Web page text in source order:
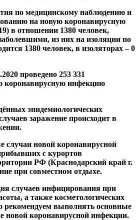
по медицинскому наблюдению и
на новую коронавирусную
в отношении 1380 человек,
из них на изоляции по
1380 человек, в изоляторах – 0
проведено 253 331
коронавирусную инфекцию
эпидемиологических
заражение происходит в
случаи новой коронавирусной
с курортов
РФ (Краснодарский край г.
при совместном отдыхе.
случаев инфицирования при
а также косметологических
рекомендуем выполнять основные
новой коронавирусной инфекции.